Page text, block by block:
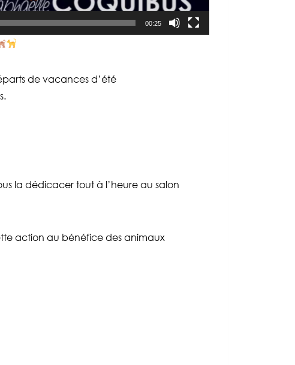
00:25
de vacances d’été
la dédicacer tout à l’heure au salon
action au bénéfice des animaux